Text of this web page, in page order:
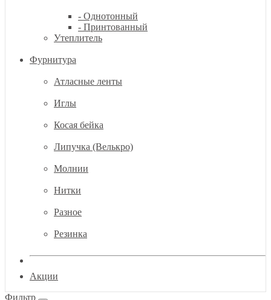
- Однотонный
- Принтованный
Утеплитель
Фурнитура
Атласные ленты
Иглы
Косая бейка
Липучка (Велькро)
Молнии
Нитки
Разное
Резинка
Акции
Фильтр